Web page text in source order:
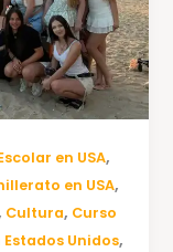
en USA,
en USA,
Cultura, Curso
Estados Unidos,